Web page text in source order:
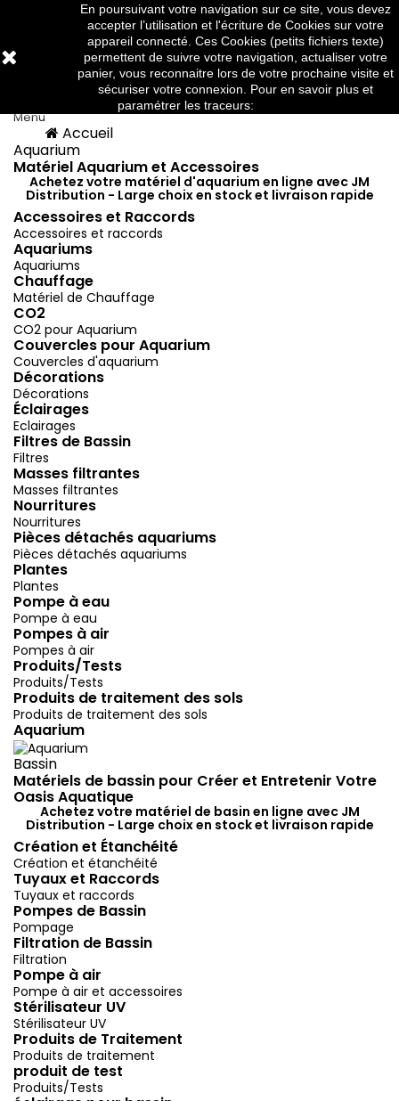
En poursuivant votre navigation sur ce site, vous devez
accepter l’utilisation et l'écriture de Cookies sur votre
appareil connecté. Ces Cookies (petits fichiers texte)
permettent de suivre votre navigation, actualiser votre
panier, vous reconnaitre lors de votre prochaine visite et
sécuriser votre connexion. Pour en savoir plus et
paramétrer les traceurs:
Téléphone:03 88 91 95 10
 
Menu
Accueil
Aquarium
Matériel Aquarium et Accessoires
Achetez votre matériel d'aquarium en ligne avec JM
Distribution - Large choix en stock et livraison rapide
Accessoires et Raccords
Accessoires et raccords
Aquariums
Aquariums
Chauffage
Matériel de Chauffage
CO2
CO2 pour Aquarium
Couvercles pour Aquarium
Couvercles d'aquarium
Décorations
Décorations
Éclairages
Eclairages
Filtres de Bassin
Filtres
Masses filtrantes
Masses filtrantes
Nourritures
Nourritures
Pièces détachés aquariums
Pièces détachés aquariums
Plantes
Plantes
Pompe à eau
Pompe à eau
Pompes à air
Pompes à air
Produits/Tests
Produits/Tests
Produits de traitement des sols
Produits de traitement des sols
Aquarium
Bassin
Matériels de bassin pour Créer et Entretenir Votre
Oasis Aquatique
Achetez votre matériel de basin en ligne avec JM
Distribution - Large choix en stock et livraison rapide
Création et Étanchéité
Création et étanchéité
Tuyaux et Raccords
Tuyaux et raccords
Pompes de Bassin
Pompage
Filtration de Bassin
Filtration
Pompe à air
Pompe à air et accessoires
Stérilisateur UV
Stérilisateur UV
Produits de Traitement
Produits de traitement
produit de test
Produits/Tests